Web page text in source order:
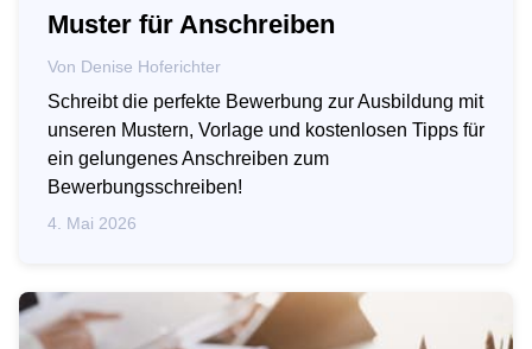
Muster für Anschreiben
Von Denise Hoferichter
Schreibt die perfekte Bewerbung zur Ausbildung mit
unseren Mustern, Vorlage und kostenlosen Tipps für
ein gelungenes Anschreiben zum
Bewerbungsschreiben!
4. Mai 2026